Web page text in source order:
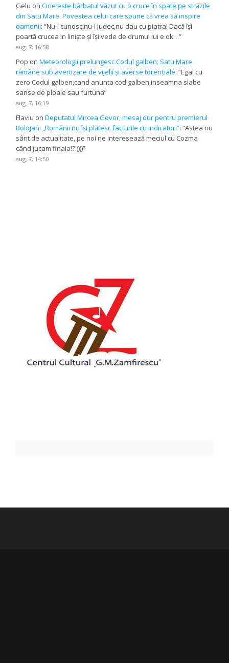
Gelu onCine este bărbatul văzut cu o cruce în spate pe străzile
din Satu Mare. Povestea celui care spune că vrea să inspire
oamenii: “Nu-l cunosc,nu-l judec,nu dau cu piatra! Dacă își
poartă crucea in liniște și își vede de drumul lui e ok…”
aug. 7, 16:58
Pop onMeteorologii prelungesc Codul galben: Satu Mare
rămâne sub avertizare de vijelii și averse torențiale: “Egal cu
zero Codul galben,cand anunta cod galben,inseamna slabe
sanse de ploaie sau furtuna”
aug. 7, 16:19
Flaviu onDeputatul Mircea Govor, mesaj dur pentru premierul
Bolojan: „Românii nu își plătesc facturile cu indicatori”: “Astea nu
sânt de actualitate, pe noi ne interesează meciul cu Cozma
când jucam finala!?:))))”
aug. 7, 14:50